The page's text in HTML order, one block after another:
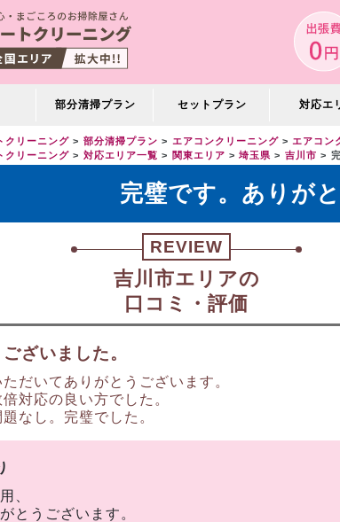
部分清掃プラン セットプラン 対応エ
クリーニング 部分清掃プラン エアコンクリーニング エアコン
クリーニング
対応エリア一覧 関東エリア 埼玉県 吉川市
完璧です。ありが
REVIEW
吉川市エリアの
口コミ・評価
ざいました。
だいてありがとうございます。
対応の良い方でした。
なし。完璧でした。
、
とうございます。